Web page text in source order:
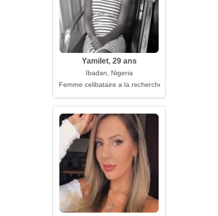
Yamilet, 29 ans
Ibadan, Nigeria
Femme celibataire a la recherche d'un mari